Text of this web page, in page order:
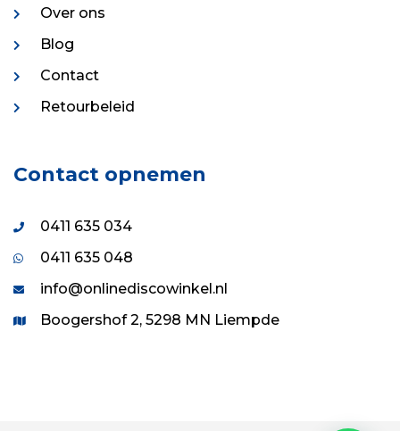
Over ons
Blog
Contact
Retourbeleid
Contact opnemen
0411 635 034
0411 635 048
info@onlinediscowinkel.nl
Boogershof 2, 5298 MN Liempde